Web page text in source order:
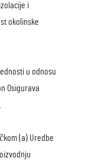
i
okolinske
u odnosu
Osigurava
(a) Uredbe